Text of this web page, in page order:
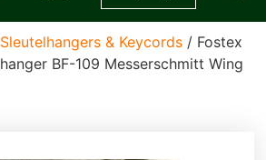
Sleutelhangers & Keycords / Fostex
BF-109 Messerschmitt Wing